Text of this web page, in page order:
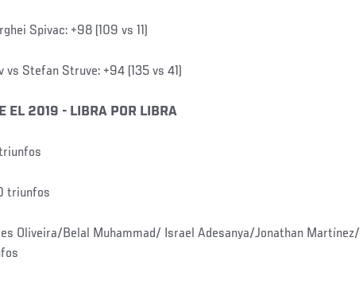
Spivac: +98 (109 vs 11)
Stefan Struve: +94 (135 vs 41)
EL 2019 - LIBRA POR LIBRA
triunfos
Oliveira/Belal Muhammad/ Israel Adesanya/Jonathan Martínez/